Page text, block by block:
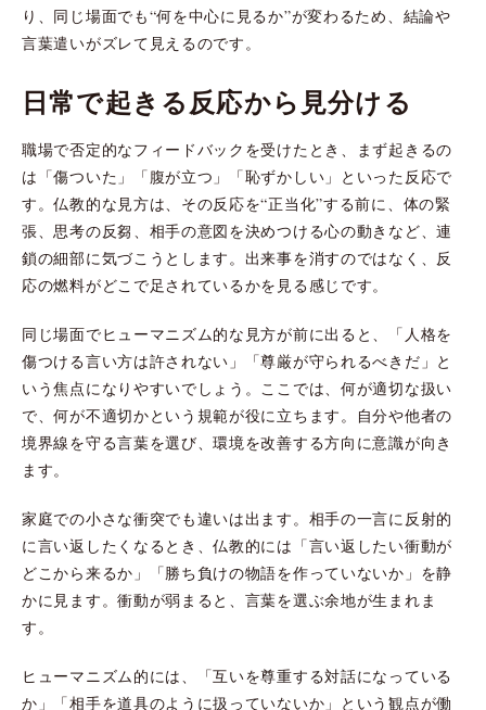
り、同じ場面でも“何を中心に見るか”が変わるため、結論や
言葉遣いがズレて見えるのです。
日常で起きる反応から見分ける
職場で否定的なフィードバックを受けたとき、まず起きるの
は「傷ついた」「腹が立つ」「恥ずかしい」といった反応で
す。仏教的な見方は、その反応を“正当化”する前に、体の緊
張、思考の反芻、相手の意図を決めつける心の動きなど、連
鎖の細部に気づこうとします。出来事を消すのではなく、反
応の燃料がどこで足されているかを見る感じです。
同じ場面でヒューマニズム的な見方が前に出ると、「人格を
傷つける言い方は許されない」「尊厳が守られるべきだ」と
いう焦点になりやすいでしょう。ここでは、何が適切な扱い
で、何が不適切かという規範が役に立ちます。自分や他者の
境界線を守る言葉を選び、環境を改善する方向に意識が向き
ます。
家庭での小さな衝突でも違いは出ます。相手の一言に反射的
に言い返したくなるとき、仏教的には「言い返したい衝動が
どこから来るか」「勝ち負けの物語を作っていないか」を静
かに見ます。衝動が弱まると、言葉を選ぶ余地が生まれま
す。
ヒューマニズム的には、「互いを尊重する対話になっている
か」「相手を道具のように扱っていないか」という観点が働